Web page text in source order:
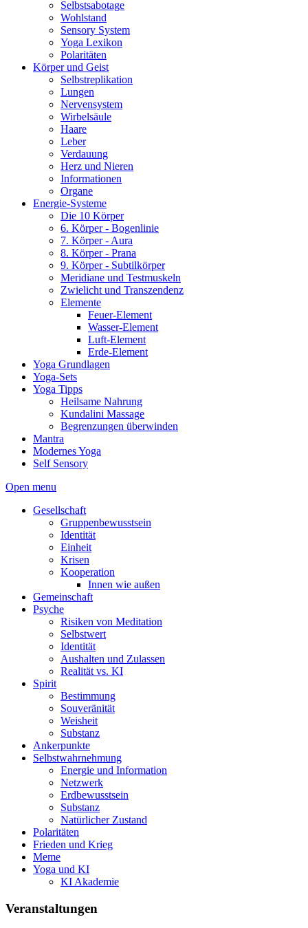
Selbstsabotage
Wohlstand
Sensory System
Yoga Lexikon
Polaritäten
Körper und Geist
Selbstreplikation
Lungen
Nervensystem
Wirbelsäule
Haare
Leber
Verdauung
Herz und Nieren
Informationen
Organe
Energie-Systeme
Die 10 Körper
6. Körper - Bogenlinie
7. Körper - Aura
8. Körper - Prana
9. Körper - Subtilkörper
Meridiane und Testmuskeln
Zwielicht und Transzendenz
Elemente
Feuer-Element
Wasser-Element
Luft-Element
Erde-Element
Yoga Grundlagen
Yoga-Sets
Yoga Tipps
Heilsame Nahrung
Kundalini Massage
Begrenzungen überwinden
Mantra
Modernes Yoga
Self Sensory
Open menu
Gesellschaft
Gruppenbewusstsein
Identität
Einheit
Krisen
Kooperation
Innen wie außen
Gemeinschaft
Psyche
Risiken von Meditation
Selbstwert
Identität
Aushalten und Zulassen
Realität vs. KI
Spirit
Bestimmung
Souveränität
Weisheit
Substanz
Ankerpunkte
Selbstwahrnehmung
Energie und Information
Netzwerk
Erdbewusstsein
Substanz
Natürlicher Zustand
Polaritäten
Frieden und Krieg
Meme
Yoga und KI
KI Akademie
Veranstaltungen